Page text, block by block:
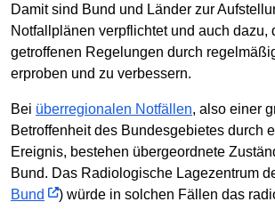
Damit sind Bund und Länder zur
Notfallplänen verpflichtet und auch dazu,
getroffenen Regelungen durch
erproben und zu verbessern.
Bei überregionalen Notfällen, also einer
Betroffenheit des Bundesgebietes durch
Ereignis, bestehen übergeordnete
Bund. Das Radiologische Lagezentrum
Bund
) würde in solchen Fällen das